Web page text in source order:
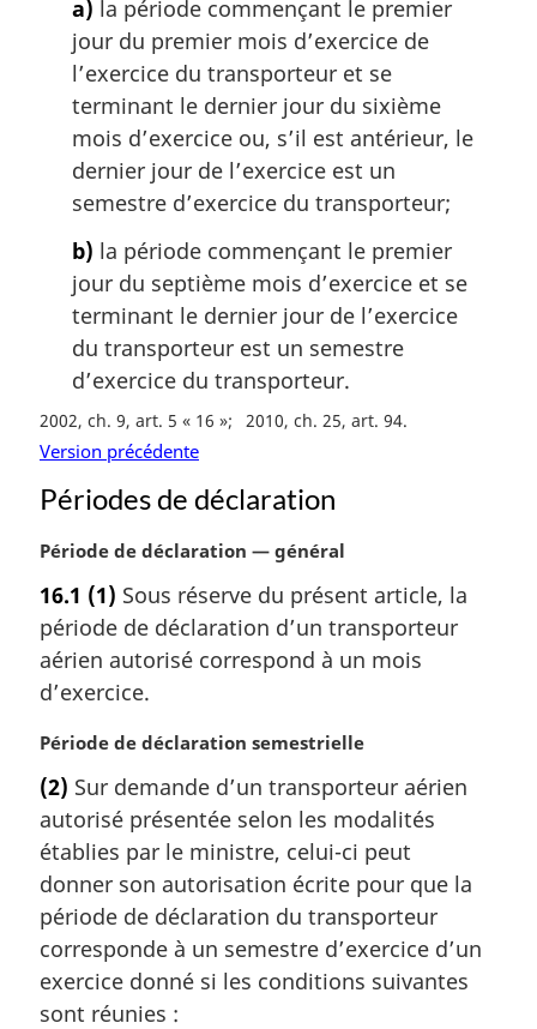
a) la période commençant le premier
jour du premier mois d’exercice de
l’exercice du transporteur et se
terminant le dernier jour du sixième
mois d’exercice ou, s’il est antérieur, le
dernier jour de l’exercice est un
semestre d’exercice du transporteur;
b) la période commençant le premier
jour du septième mois d’exercice et se
terminant le dernier jour de l’exercice
du transporteur est un semestre
d’exercice du transporteur.
2002, ch. 9, art. 5 « 16 » 2010, ch. 25, art. 94
Version précédente
Périodes de déclaration
N
t
e
m
a
r
g
n
a
l
e
:
Période de déclaration — général
16.1 (1) Sous réserve du présent article, la
période de déclaration d’un transporteur
aérien autorisé correspond à un mois
d’exercice.
N
t
e
m
a
g
i
n
a
Période de déclaration semestrielle
(2) Sur demande d’un transporteur aérien
autorisé présentée selon les modalités
établies par le ministre, celui-ci peut
donner son autorisation écrite pour que la
période de déclaration du transporteur
corresponde à un semestre d’exercice d’un
exercice donné si les conditions suivantes
sont réunies :